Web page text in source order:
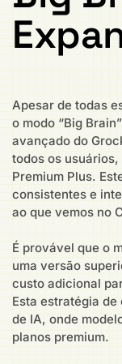
Apesar de todas
o modo “Big
avançado do
todos os
Premium Plus.
consistentes e
ao que vemos no
É provável que o
uma versão
custo adicional
Esta estratégia
de IA, onde
planos premium.